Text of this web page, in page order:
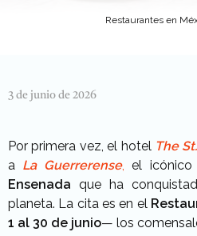
Restaurantes en
3 de junio de 2026
Por primera vez, el hotel The
a La Guerrerense, el
Ensenada que ha
planeta. La cita es en el
1 al 30 de junio— los